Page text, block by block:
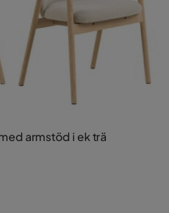
armstöd i ek trä